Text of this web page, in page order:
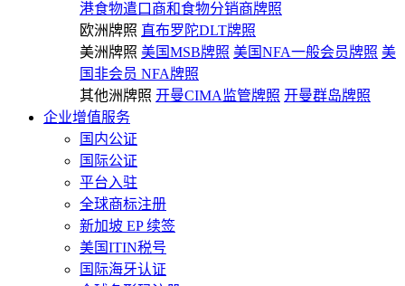
港食物遣口商和食物分销商牌照
欧洲牌照 直布罗陀DLT牌照
美洲牌照 美国MSB牌照 美国NFA一般会员牌照 美
国非会员 NFA牌照
其他洲牌照 开曼CIMA监管牌照 开曼群岛牌照
企业增值服务
国内公证
国际公证
平台入驻
全球商标注册
新加坡 EP 续签
美国ITIN税号
国际海牙认证